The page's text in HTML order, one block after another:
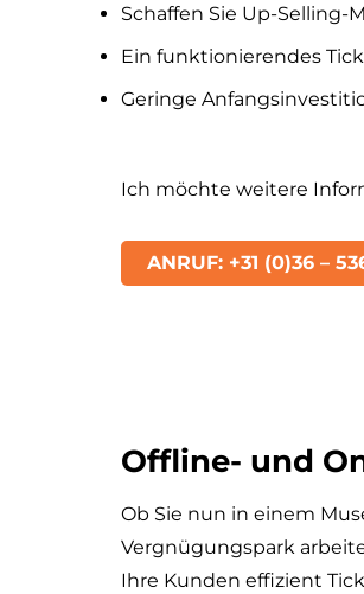
Schaffen Sie Up-
Ein funktionierendes
Geringe
Ich möchte weitere
ANRUF: +31 (0)36 –
Offline- und
Ob Sie nun in einem
Vergnügungspark
Ihre Kunden effizient